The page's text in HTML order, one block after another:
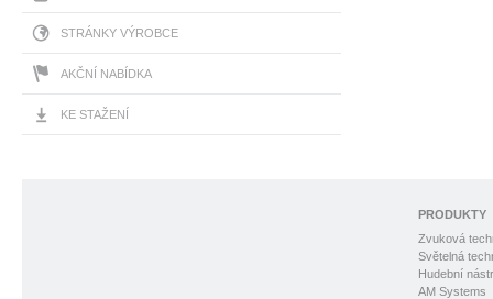
STRÁNKY VÝROBCE
AKČNÍ NABÍDKA
KE STAŽENÍ
PRODUKTY
Zvuková
Světelná
Hudební
AM Systems